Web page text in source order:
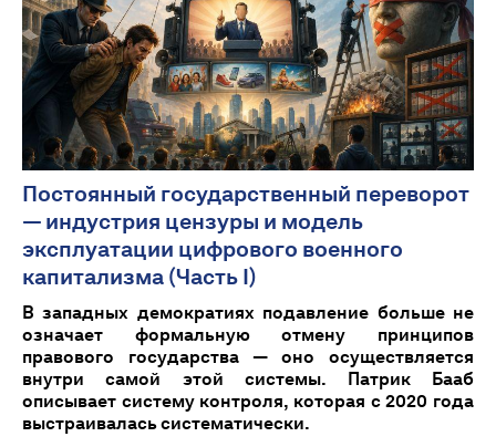
Постоянный государственный переворот
— индустрия цензуры и модель
эксплуатации цифрового военного
капитализма (Часть I)
В западных демократиях подавление больше не
означает формальную отмену принципов
правового государства — оно осуществляется
внутри самой этой системы. Патрик Бааб
описывает систему контроля, которая с 2020 года
выстраивалась систематически.